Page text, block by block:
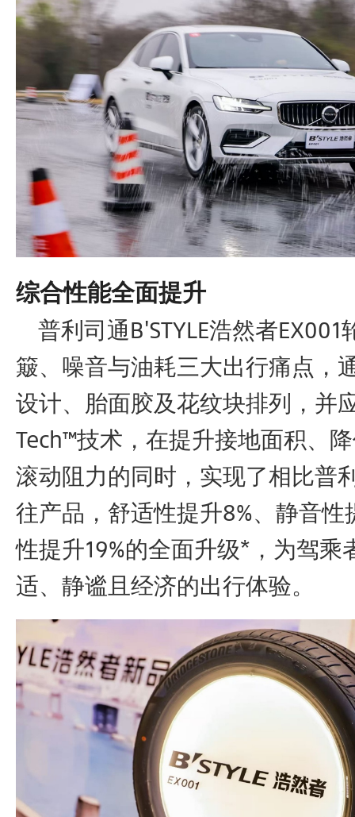
综合性能全面提升
普利司通B'STYLE浩然者EX001
簸、噪音与油耗三大出行痛点，
设计、胎面胶及花纹块排列，并
Tech™技术，在提升接地面积、
滚动阻力的同时，实现了相比普
往产品，舒适性提升8%、静音性
性提升19%的全面升级*，为驾乘
适、静谧且经济的出行体验。